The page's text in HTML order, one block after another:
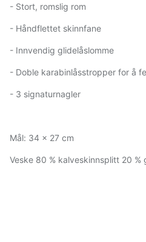
- Stort, romslig rom
- Håndflettet skinnfane
- Innvendig glidelåslomme
- Doble karabinlåsstropper for å
- 3 signaturnagler
Mål: 34 x 27 cm
Veske 80 % kalveskinnsplitt 20 %